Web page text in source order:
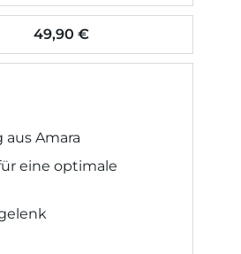
49,90 €
Amara
eine optimale